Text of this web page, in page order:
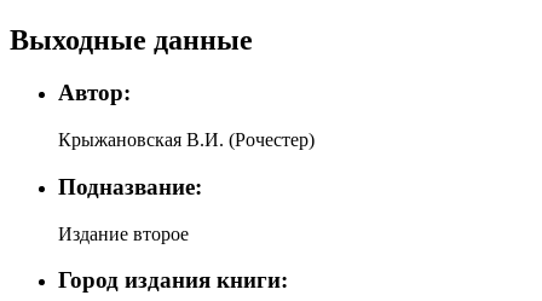
Выходные данные
Автор:
Крыжановская В.И. (Рочестер)
Подназвание:
Издание второе
Город издания книги: